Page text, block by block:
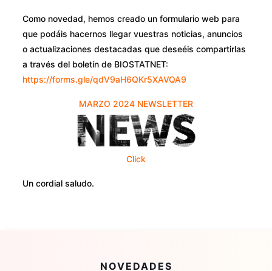
Como novedad, hemos creado un formulario web para
que podáis hacernos llegar vuestras noticias, anuncios
o actualizaciones destacadas que deseéis compartirlas
a través del boletín de BIOSTATNET:
https://forms.gle/qdV9aH6QKr5XAVQA9
MARZO 2024 NEWSLETTER
Click
Un cordial saludo.
NOVEDADES